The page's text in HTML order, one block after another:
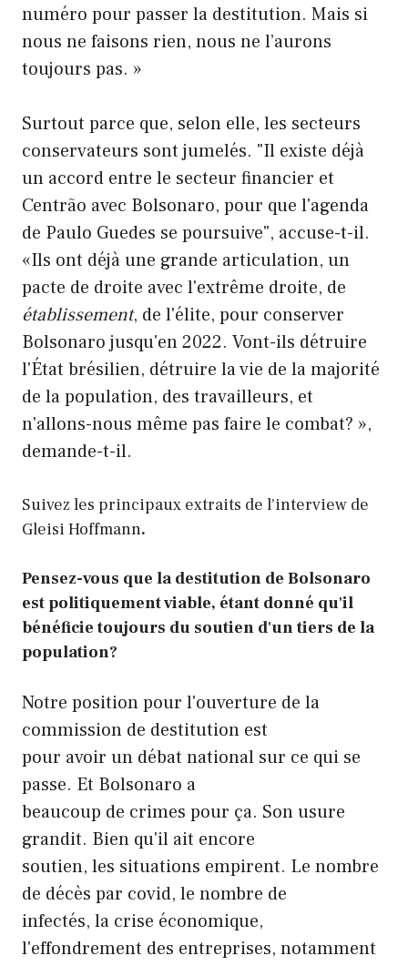
numéro pour passer la destitution. Mais si
nous ne faisons rien, nous ne l’aurons
toujours pas. »
Surtout parce que, selon elle, les secteurs
conservateurs sont jumelés. "Il existe déjà
un accord entre le secteur financier et
Centrão avec Bolsonaro, pour que l'agenda
de Paulo Guedes se poursuive", accuse-t-il.
«Ils ont déjà une grande articulation, un
pacte de droite avec l'extrême droite, de
établissement, de l'élite, pour conserver
Bolsonaro jusqu'en 2022. Vont-ils détruire
l'État brésilien, détruire la vie de la majorité
de la population, des travailleurs, et
n'allons-nous même pas faire le combat? »,
demande-t-il.
Suivez les principaux extraits de l'interview de
Gleisi Hoffmann.
Pensez-vous que la destitution de Bolsonaro
est politiquement viable, étant donné qu'il
bénéficie toujours du soutien d'un tiers de la
population?
Notre position pour l'ouverture de la
commission de destitution est
pour avoir un débat national sur ce qui se
passe. Et Bolsonaro a
beaucoup de crimes pour ça. Son usure
grandit. Bien qu'il ait encore
soutien, les situations empirent. Le nombre
de décès par covid, le nombre de
infectés, la crise économique,
l'effondrement des entreprises, notamment